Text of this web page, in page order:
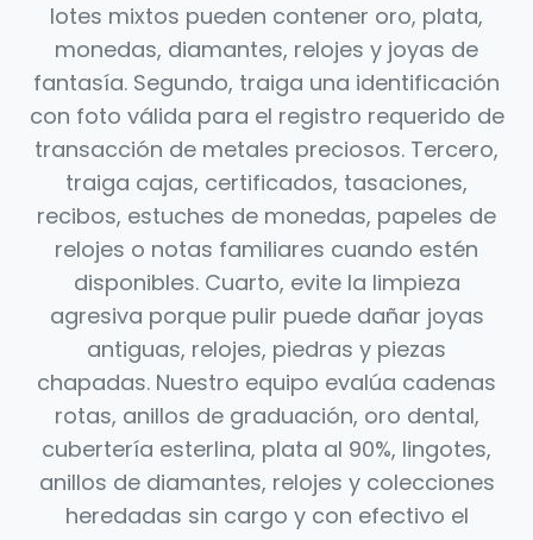
lotes mixtos pueden contener oro, plata,
monedas, diamantes, relojes y joyas de
fantasía. Segundo, traiga una identificación
con foto válida para el registro requerido de
transacción de metales preciosos. Tercero,
traiga cajas, certificados, tasaciones,
recibos, estuches de monedas, papeles de
relojes o notas familiares cuando estén
disponibles. Cuarto, evite la limpieza
agresiva porque pulir puede dañar joyas
antiguas, relojes, piedras y piezas
chapadas. Nuestro equipo evalúa cadenas
rotas, anillos de graduación, oro dental,
cubertería esterlina, plata al 90%, lingotes,
anillos de diamantes, relojes y colecciones
heredadas sin cargo y con efectivo el